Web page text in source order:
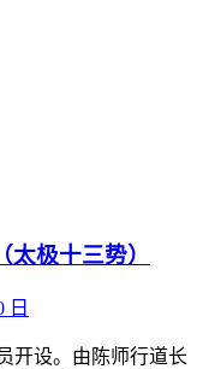
极十三势）
日
开设。由陈师行道长